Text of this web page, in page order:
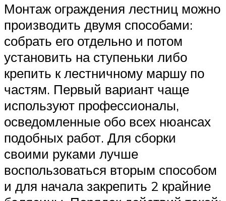
Монтаж ограждения лестниц можно
производить двумя способами:
собрать его отдельно и потом
установить на ступеньки либо
крепить к лестничному маршу по
частям. Первый вариант чаще
используют профессионалы,
осведомленные обо всех нюансах
подобных работ. Для сборки
своими руками лучше
воспользоваться вторым способом
и для начала закрепить 2 крайние